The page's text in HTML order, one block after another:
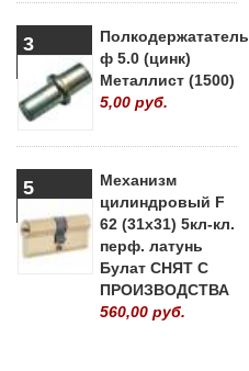
3
Полкодержататель
ф 5.0 (цинк)
Металлист (1500)
5,00 руб.
5
Механизм
цилиндровый F
62 (31х31) 5кл-кл.
перф. латунь
Булат СНЯТ С
ПРОИЗВОДСТВА
560,00 руб.